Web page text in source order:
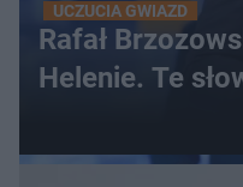
UCZUCIA GWIAZD
Rafał
Helenie. Te